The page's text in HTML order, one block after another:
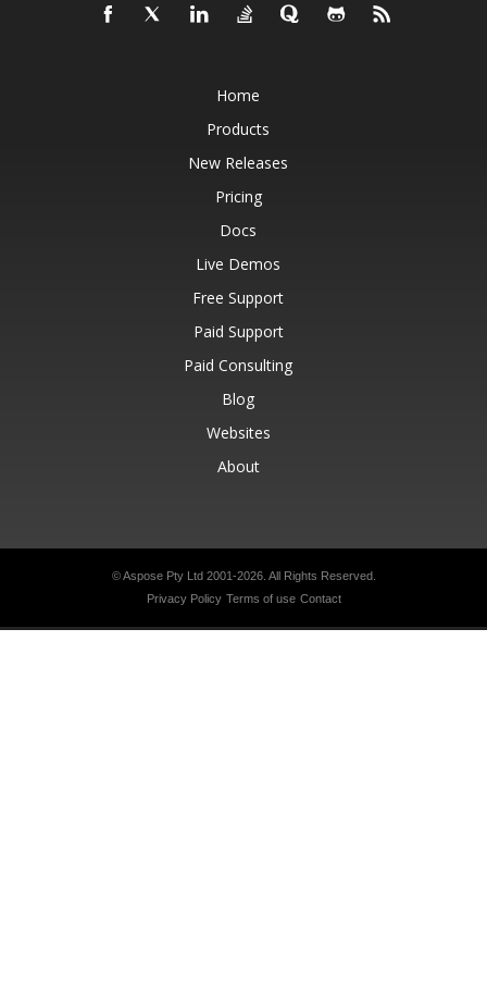
Home
Products
New Releases
Pricing
Docs
Live Demos
Free Support
Paid Support
Paid Consulting
Blog
Websites
About
© Aspose Pty Ltd 2001-2026. All Rights Reserved.
Privacy Policy Terms of use Contact